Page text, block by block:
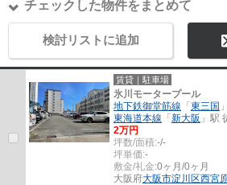
チェックした物件をまとめて
検討リストに追加
賃貸｜駐車場
氷川モータープール
地下鉄御堂筋線 「 東三国
東海道本線 「 新大阪 」駅
2万円
坪数/面積:-/-
坪単価:-
敷金/礼金:0ヶ月/0ヶ月
大阪府大阪市淀川区西宮